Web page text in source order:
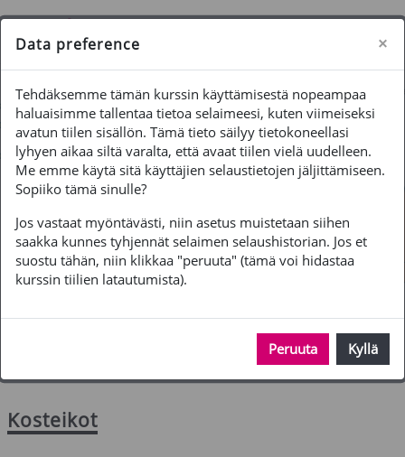
Sivupaneeli
Kosteikot
Data preference ×
Tehdäksemme tämän kurssin käyttämisestä nopeampaa
haluaisimme tallentaa tietoa selaimeesi, kuten viimeiseksi
avatun tiilen sisällön. Tämä tieto säilyy tietokoneellasi
lyhyen aikaa siltä varalta, että avaat tiilen vielä uudelleen.
Me emme käytä sitä käyttäjien selaustietojen jäljittämiseen.
Sopiiko tämä sinulle?
Jos vastaat myöntävästi, niin asetus muistetaan siihen
saakka kunnes tyhjennät selaimen selaushistorian. Jos et
suostu tähän, niin klikkaa "peruuta" (tämä voi hidastaa
kurssin tiilien latautumista).
Peruuta Kyllä